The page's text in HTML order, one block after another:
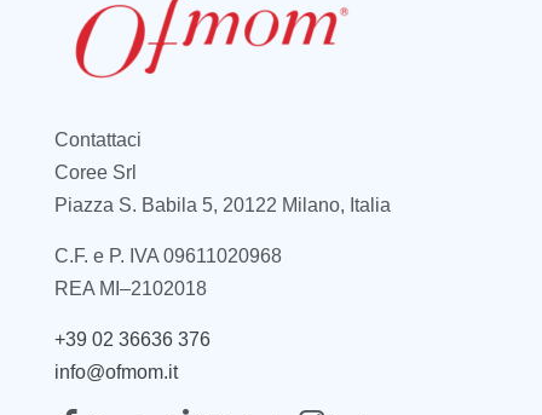
Contattaci
Coree Srl
Piazza S. Babila 5, 20122 Milano, Italia
C.F. e P. IVA 09611020968
REA MI–2102018
+39 02 36636 376
info@ofmom.it